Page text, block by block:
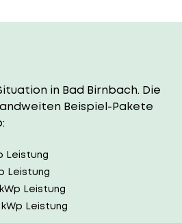
in Bad Birnbach. Die
Beispiel-Pakete
Leistung
Leistung
kWp Leistung
kWp Leistung